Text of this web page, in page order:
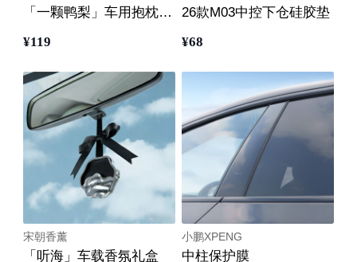
「一颗鸭梨」车用抱枕盖毯
¥119
26款M03中控下仓硅胶垫
¥68
宋朝香薰
「听海」车载香氛礼盒
小鹏XPENG
中柱保护膜